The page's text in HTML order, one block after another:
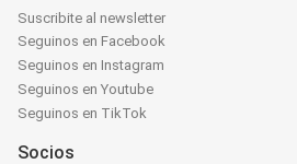
Suscribite al newsletter
Seguinos en Facebook
Seguinos en Instagram
Seguinos en Youtube
Seguinos en TikTok
Socios